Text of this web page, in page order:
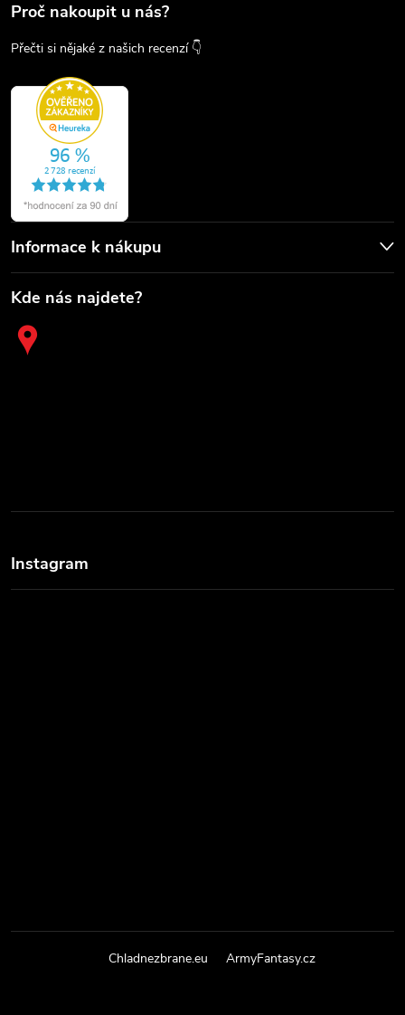
Proč nakoupit u nás?
Přečti si nějaké z našich recenzí 👇
Informace k nákupu
Kde nás najdete?
Instagram
Chladnezbrane.eu ArmyFantasy.cz